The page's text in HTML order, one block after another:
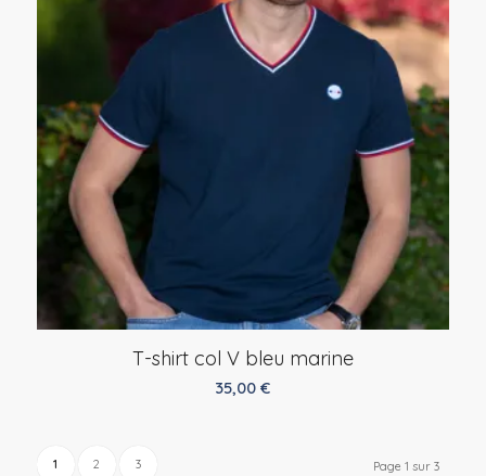
T-shirt col V bleu marine
35,00€
Page 1 sur 3
1 2 3